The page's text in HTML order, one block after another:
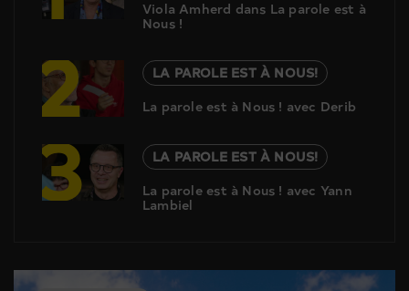
Viola Amherd dans La parole est à
Nous !
2
LA PAROLE EST À NOUS!
La parole est à Nous ! avec Derib
3
LA PAROLE EST À NOUS!
La parole est à Nous ! avec Yann
Lambiel